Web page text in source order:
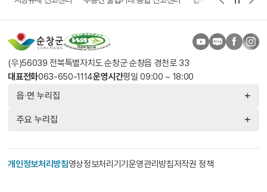
(우)56039 전북특별자치도 순창군 순창읍 경천로 33
대표전화063-650-1114운영시간평일 09:00 ~ 18:00
읍·면 누리집
주요 누리집
개인정보처리방침영상정보처리기기운영관리방침저작권 정책